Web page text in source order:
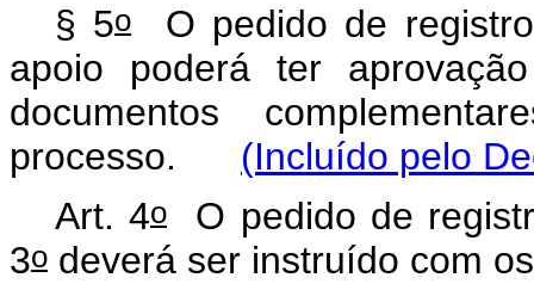
§ 5o
O pedido de
apoio poderá ter
documentos
processo. (Incluído pelo
Art. 4oO pedido de
3o deverá ser instruído com